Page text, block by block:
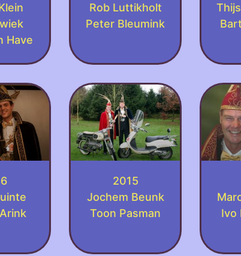
Have
Rob Luttikholt
Peter Bleumink
2015
Jochem Beunk
Toon Pasman
Ivo